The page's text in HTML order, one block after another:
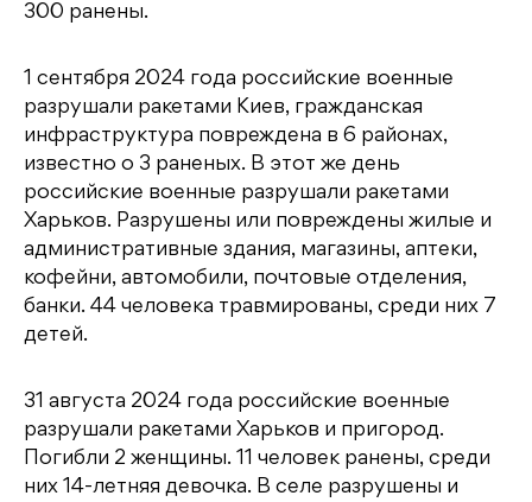
300 ранены.
1 сентября 2024 года российские военные
разрушали ракетами Киев, гражданская
инфраструктура повреждена в 6 районах,
известно о 3 раненых. В этот же день
российские военные разрушали ракетами
Харьков. Разрушены или повреждены жилые и
административные здания, магазины, аптеки,
кофейни, автомобили, почтовые отделения,
банки. 44 человека травмированы, среди них 7
детей.
31 августа 2024 года российские военные
разрушали ракетами Харьков и пригород.
Погибли 2 женщины. 11 человек ранены, среди
них 14-летняя девочка. В селе разрушены и